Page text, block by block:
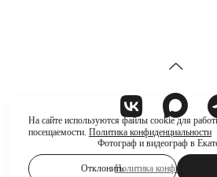
Фотограф и видеограф в
Политика
На сайте используются файлы cookie для
посещаемости. Политика конфиденциальности
Отклонить